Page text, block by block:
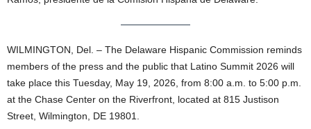
WILMINGTON, Del. – The Delaware Hispanic Commission reminds
members of the press and the public that Latino Summit 2026 will
take place this Tuesday, May 19, 2026, from 8:00 a.m. to 5:00 p.m.
at the Chase Center on the Riverfront, located at 815 Justison
Street, Wilmington, DE 19801.